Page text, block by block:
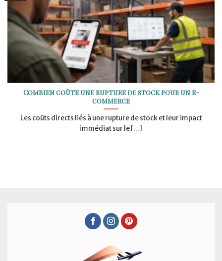
Combien coûte une rupture de stock pour un e-
commerce
Les coûts directs liés à une rupture de stock et leur impact
immédiat sur le [...]